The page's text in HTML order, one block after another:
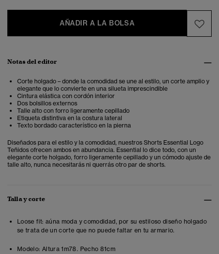
AÑADIR A LA BOLSA
Notas del editor
Corte holgado – donde la comodidad se une al estilo, un corte amplio y
elegante que lo convierte en una silueta imprescindible
Cintura elástica con cordón interior
Dos bolsillos externos
Talle alto con forro ligeramente cepillado
Etiqueta distintiva en la costura lateral
Texto bordado característico en la pierna
Diseñados para el estilo y la comodidad, nuestros Shorts Essential Logo
Teñidos ofrecen ambos en abundancia. Essential lo dice todo, con un
elegante corte holgado, forro ligeramente cepillado y un cómodo ajuste de
talle alto, nunca necesitarás ni querrás otro par de shorts.
Talla y corte
Loose fit: aúna moda y comodidad, por su estiloso diseño holgado
se trata de un corte que no puede faltar en tu armario.
Modelo: Altura 1m78. Pecho 81cm